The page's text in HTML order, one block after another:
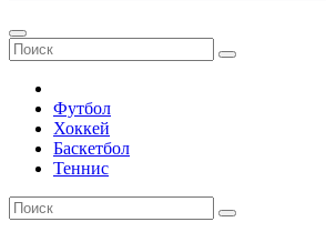
Футбол
Хоккей
Баскетбол
Теннис